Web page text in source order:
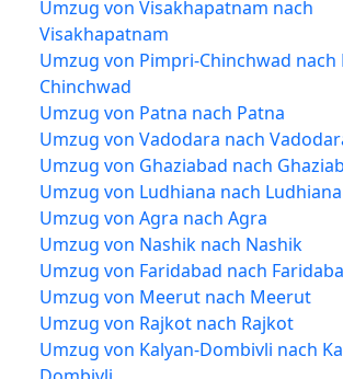
Umzug von Visakhapatnam nach
Visakhapatnam
Umzug von Pimpri-Chinchwad nach
Chinchwad
Umzug von Patna nach Patna
Umzug von Vadodara nach
Umzug von Ghaziabad nach
Umzug von Ludhiana nach Ludhiana
Umzug von Agra nach Agra
Umzug von Nashik nach Nashik
Umzug von Faridabad nach
Umzug von Meerut nach Meerut
Umzug von Rajkot nach Rajkot
Umzug von Kalyan-Dombivli nach